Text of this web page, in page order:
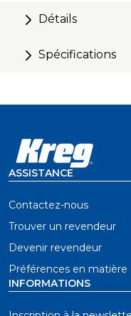
Détails
Spécifications
ASSISTANCE
Contactez-nous
Trouver un revendeur
Devenir revendeur
Préférences en matière
INFORMATIONS